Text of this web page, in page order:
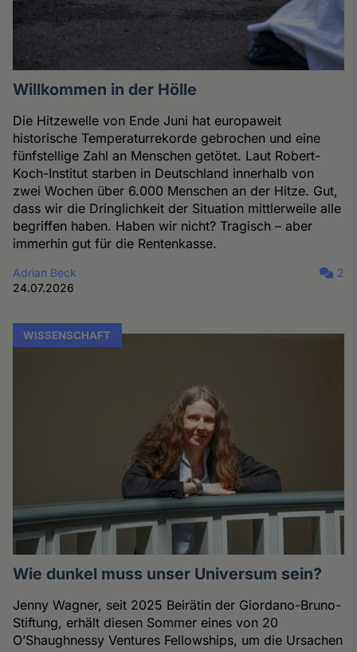
Willkommen in der Hölle
Die Hitzewelle von Ende Juni hat europaweit
historische Temperaturrekorde gebrochen und eine
fünfstellige Zahl an Menschen getötet. Laut Robert-
Koch-Institut starben in Deutschland innerhalb von
zwei Wochen über 6.000 Menschen an der Hitze. Gut,
dass wir die Dringlichkeit der Situation mittlerweile alle
begriffen haben. Haben wir nicht? Tragisch – aber
immerhin gut für die Rentenkasse.
Adrian Beck
24.07.2026
2
WISSENSCHAFT
Wie dunkel muss unser Universum sein?
Jenny Wagner, seit 2025 Beirätin der Giordano-Bruno-
Stiftung, erhält diesen Sommer eines von 20
O’Shaughnessy Ventures Fellowships, um die Ursachen